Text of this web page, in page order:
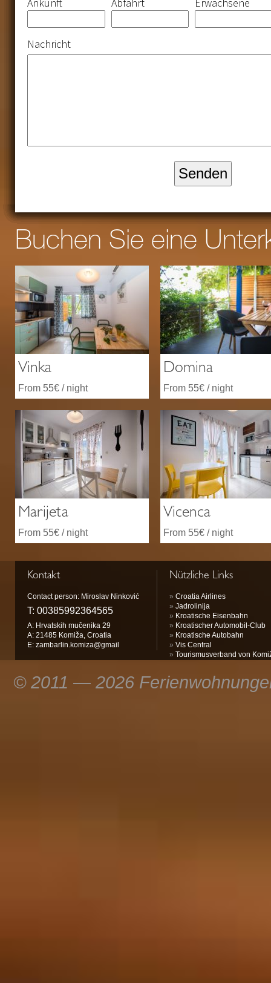
Nachricht
Buchen Sie eine
Vinka
From 55€ / night
Domina
From 55€ / night
Marijeta
From 55€ / night
Vicenca
From 55€ / night
Kontakt
Contact person: Miroslav Ninković
T: 00385992364565
A: Hrvatskih mučenika 29
A: 21485 Komiža, Croatia
E: zambarlin.komiza@gmail
Nützliche Links
» Croatia Airlines
» Jadrolinija
» Kroatische Eisenbahn
» Kroatischer Automobil-Club
» Kroatische Autobahn
» Vis Central
» Tourismusverband von
© 2011 — 2026